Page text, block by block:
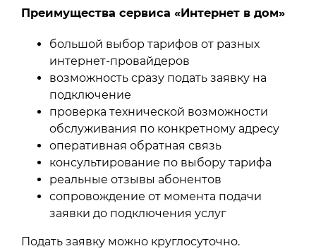
Преимущества сервиса «Интернет в дом»
большой выбор тарифов от разных
интернет-провайдеров
возможность сразу подать заявку на
подключение
проверка технической возможности
обслуживания по конкретному адресу
оперативная обратная связь
консультирование по выбору тарифа
реальные отзывы абонентов
сопровождение от момента подачи
заявки до подключения услуг
Подать заявку можно круглосуточно.